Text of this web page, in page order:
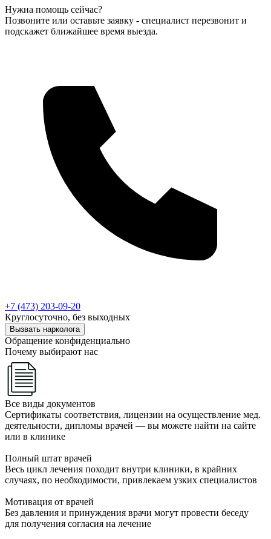
Нужна помощь сейчас?
Позвоните или оставьте заявку - специалист перезвонит и
подскажет ближайшее время выезда.
+7 (473) 203-09-20
Круглосуточно, без выходных
Вызвать нарколога
Обращение конфиденциально
Почему выбирают нас
Все виды документов
Сертификаты соответствия, лицензии на осуществление мед.
деятельности, дипломы врачей — вы можете найти на сайте
или в клинике
Полный штат врачей
Весь цикл лечения походит внутри клиники, в крайних
случаях, по необходимости, привлекаем узких специалистов
Мотивация от врачей
Без давления и принуждения врачи могут провести беседу
для получения согласия на лечение